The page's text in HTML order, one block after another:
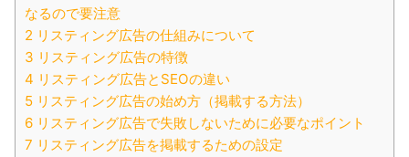
なるので要注意
2 リスティング広告の仕組みについて
3 リスティング広告の特徴
4 リスティング広告とSEOの違い
5 リスティング広告の始め方（掲載する方法）
6 リスティング広告で失敗しないために必要なポイント
7 リスティング広告を掲載するための設定